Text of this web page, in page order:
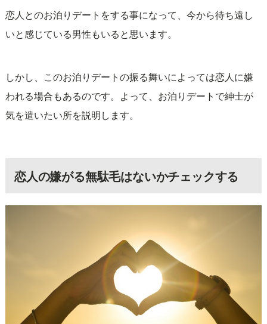
恋人とのお泊りデートをする事になって、今から待ち遠し
いと感じている男性もいると思います。
しかし、このお泊りデートの振る舞いによっては恋人に嫌
われる場合もあるのです。よって、お泊りデートで紳士が
気を遣いたい所を説明します。
恋人の嫌がる無駄毛はないかチェックする